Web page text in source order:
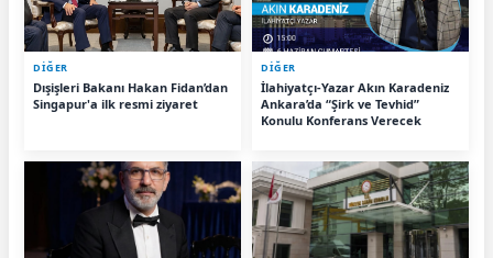
DİĞER
Dışişleri Bakanı Hakan Fidan’dan
Singapur'a ilk resmi ziyaret
DİĞER
İlahiyatçı-Yazar Akın Karadeniz
Ankara’da “Şirk ve Tevhid”
Konulu Konferans Verecek